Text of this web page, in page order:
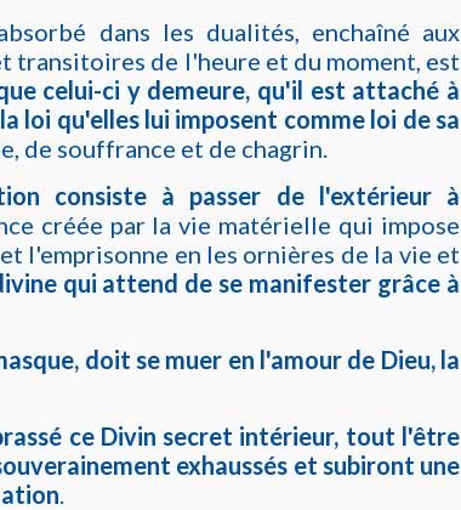
dans les dualités, enchaîné aux
transitoires de l'heure et du moment, est
celui-ci y demeure, qu'il est attaché à
loi qu'elles lui imposent comme loi de sa
de souffrance et de chagrin.
consiste à passer de l'extérieur à
créée par la vie matérielle qui impose
l'emprisonne en les ornières de la vie et
qui attend de se manifester grâce à
doit se muer en l'amour de Dieu, la
ce Divin secret intérieur, tout l'être
exhaussés et subiront une
.